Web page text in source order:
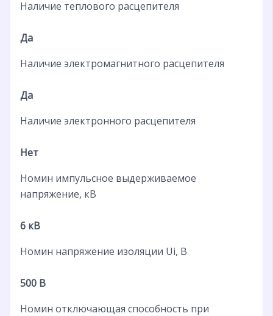
Наличие теплового расцепителя
Да
Наличие электромагнитного расцепителя
Да
Наличие электронного расцепителя
Нет
Номин импульсное выдерживаемое
напряжение, кВ
6 кВ
Номин напряжение изоляции Ui, В
500 В
Номин отключающая способность при